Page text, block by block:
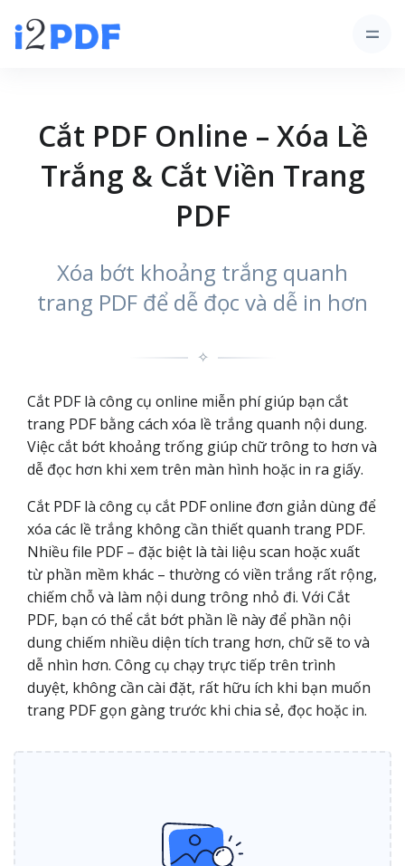
Cắt PDF Online – Xóa Lề
Trắng & Cắt Viền Trang
PDF
Xóa bớt khoảng trắng quanh
trang PDF để dễ đọc và dễ in hơn
✧
Cắt PDF là công cụ online miễn phí giúp bạn cắt
trang PDF bằng cách xóa lề trắng quanh nội dung.
Việc cắt bớt khoảng trống giúp chữ trông to hơn và
dễ đọc hơn khi xem trên màn hình hoặc in ra giấy.
Cắt PDF là công cụ cắt PDF online đơn giản dùng để
xóa các lề trắng không cần thiết quanh trang PDF.
Nhiều file PDF – đặc biệt là tài liệu scan hoặc xuất
từ phần mềm khác – thường có viền trắng rất rộng,
chiếm chỗ và làm nội dung trông nhỏ đi. Với Cắt
PDF, bạn có thể cắt bớt phần lề này để phần nội
dung chiếm nhiều diện tích trang hơn, chữ sẽ to và
dễ nhìn hơn. Công cụ chạy trực tiếp trên trình
duyệt, không cần cài đặt, rất hữu ích khi bạn muốn
trang PDF gọn gàng trước khi chia sẻ, đọc hoặc in.